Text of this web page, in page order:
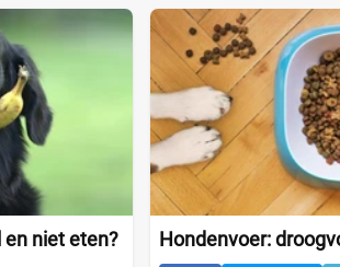
niet eten? Hondenvoer: